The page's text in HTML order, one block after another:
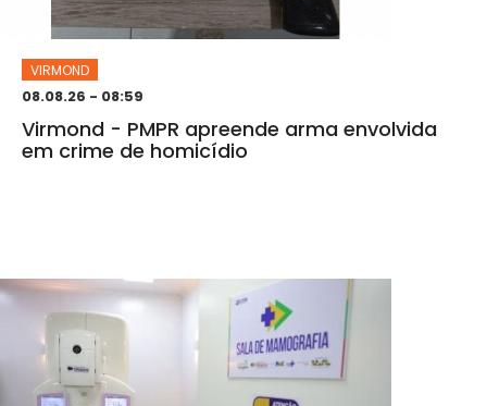
VIRMOND
08.08.26 - 08:59
Virmond - PMPR apreende arma envolvida
em crime de homicídio